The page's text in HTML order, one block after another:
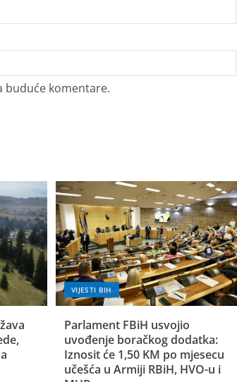
buduće komentare.
VIJESTI BIH
Parlament FBiH usvojio
uvođenje boračkog dodatka:
Iznosit će 1,50 KM po mjesecu
učešća u Armiji RBiH, HVO-u i